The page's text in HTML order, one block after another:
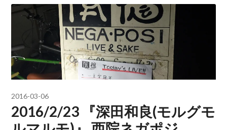
2016-03-06
2016/2/23 『深田和良(モルグモ